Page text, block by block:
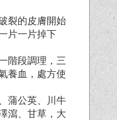
裂的皮膚開始
片一片掉下
階段調理，三
養血，處方使
蒲公英、川牛
瀉、甘草，大